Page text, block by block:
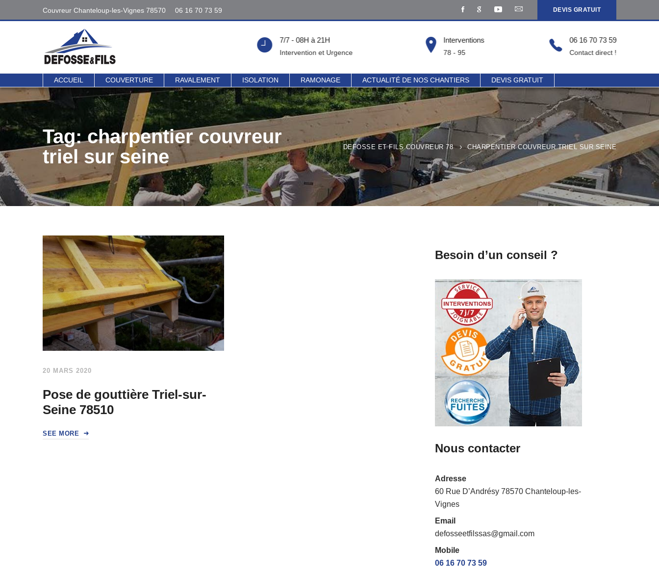
Couvreur Chanteloup-les-Vignes 78570 06 16 70 73 59 DEVIS GRATUIT
Interventions
78 - 95
7/7 - 08H à 21H
Intervention et Urgence
Interventions
78 - 95
06 16 70 73 59
Contact direct !
ACCUEIL COUVERTURE RAVALEMENT ISOLATION RAMONAGE ACTUALITÉ DE NOS CHANTIERS DEVIS GRATUIT
Tag: charpentier couvreur
triel sur seine
DEFOSSE ET FILS COUVREUR 78 CHARPENTIER COUVREUR TRIEL SUR SEINE
20 MARS 2020
Pose de gouttière Triel-sur-
Seine 78510
SEE MORE
Besoin d’un conseil ?
Nous contacter
Adresse
60 Rue D’Andrésy 78570 Chanteloup-les-
Vignes
Email
defosseetfilssas@gmail.com
Mobile
06 16 70 73 59